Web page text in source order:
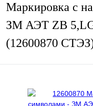
Маркировка с
ЗМ АЭТ ZB
(12600870